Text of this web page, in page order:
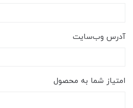
آدرس وب‌سایت
امتیاز شما به محصول